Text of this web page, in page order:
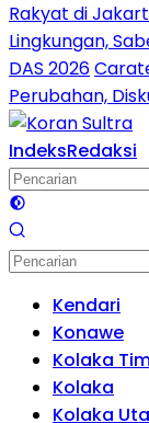
Rakyat di
Lingkungan,
DAS 2026
Perubahan,
IndeksRedaksi
Kendari
Konawe
Kolaka
Kolaka
Kolaka